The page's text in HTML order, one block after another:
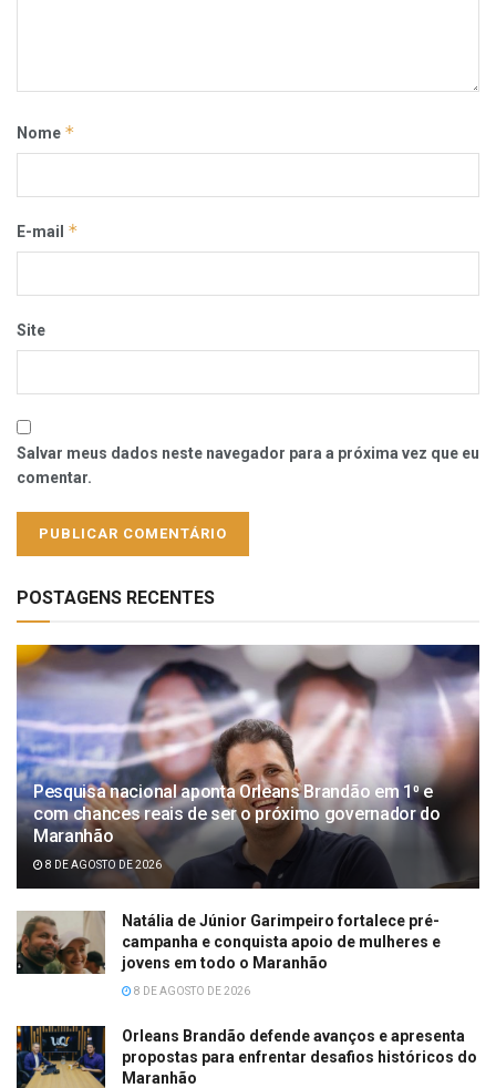
Nome *
E-mail *
Site
Salvar meus dados neste navegador para a próxima vez que eu
comentar.
POSTAGENS RECENTES
Pesquisa nacional aponta Orleans Brandão em 1⁰ e
com chances reais de ser o próximo governador do
Maranhão
8 DE AGOSTO DE 2026
Natália de Júnior Garimpeiro fortalece pré-
campanha e conquista apoio de mulheres e
jovens em todo o Maranhão
8 DE AGOSTO DE 2026
Orleans Brandão defende avanços e apresenta
propostas para enfrentar desafios históricos do
Maranhão